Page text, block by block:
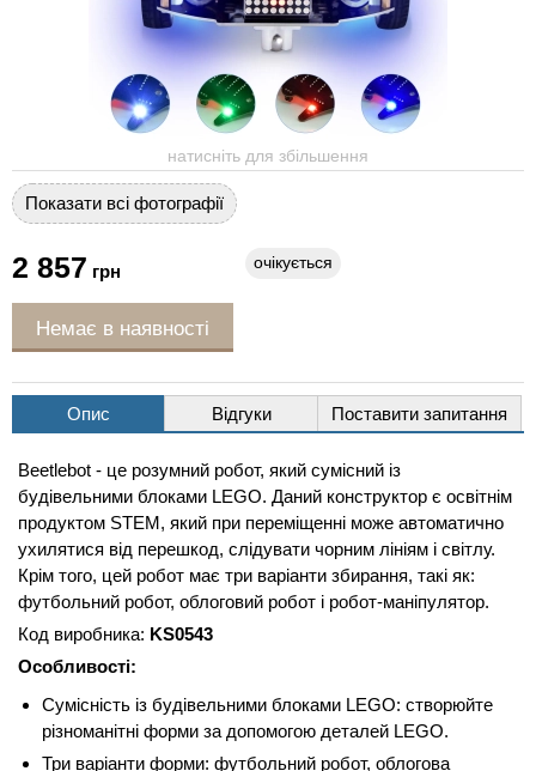
натисніть для збільшення
Показати всі фотографії
2 857 грн очікується
Немає в наявності
Опис Відгуки Поставити запитання
Beetlebot - це розумний робот, який сумісний із
будівельними блоками LEGO. Даний конструктор є освітнім
продуктом STEM, який при переміщенні може автоматично
ухилятися від перешкод, слідувати чорним лініям і світлу.
Крім того, цей робот має три варіанти збирання, такі як:
футбольний робот, облоговий робот і робот-маніпулятор.
Код виробника: KS0543
Особливості:
Сумісність із будівельними блоками LEGO: створюйте
різноманітні форми за допомогою деталей LEGO.
Три варіанти форми: футбольний робот, облогова